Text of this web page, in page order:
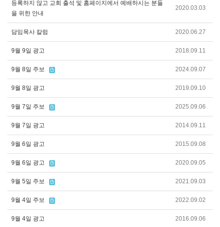
등록하지 않고 교회 출석 및 홈페이지에서 예배하시는 분들
을 위한 안내
2020.03.03
담임목사 칼럼 2020.06.27
9월 9일 광고 2018.09.11
9월 8일 주보 2024.09.07
9월 8일 광고 2019.09.10
9월 7일 주보 2025.09.06
9월 7일 광고 2014.09.11
9월 6일 광고 2015.09.08
9월 6일 광고 2020.09.05
9월 5일 주보 2021.09.03
9월 4일 주보 2022.09.02
9월 4일 광고 2016.09.06